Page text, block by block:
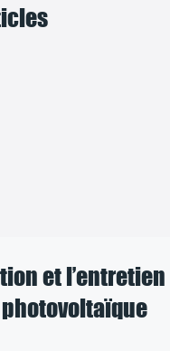
et l’entretien